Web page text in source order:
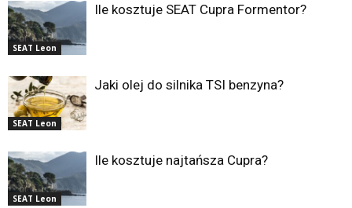
SEAT Leon
Ile kosztuje SEAT Cupra Formentor?
SEAT Leon
Jaki olej do silnika TSI benzyna?
SEAT Leon
Ile kosztuje najtańsza Cupra?